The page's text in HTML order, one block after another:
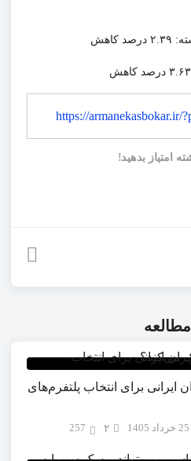
https://armanekasbokar.ir/
امتیاز بدهید!
ایرانی برای انتخاب پلتفرم‌های
25 خرداد 1405 257